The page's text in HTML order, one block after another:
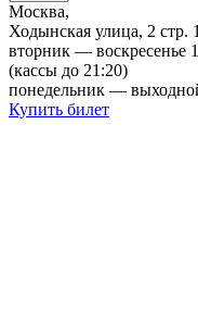
Москва,
Ходынская улица, 2 стр. 1
вторник — воскресенье
(кассы до 21:20)
понедельник —
Купить билет